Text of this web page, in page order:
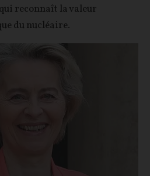
reconnaît la valeur
du nucléaire.